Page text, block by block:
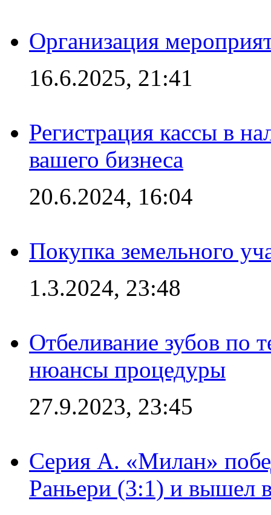
Организация
16.6.2025, 21:41
Регистрация кассы в
вашего бизнеса
20.6.2024, 16:04
Покупка земельного
1.3.2024, 23:48
Отбеливание зубов по
нюансы процедуры
27.9.2023, 23:45
Серия А. «Милан»
Раньери (3:1) и вышел